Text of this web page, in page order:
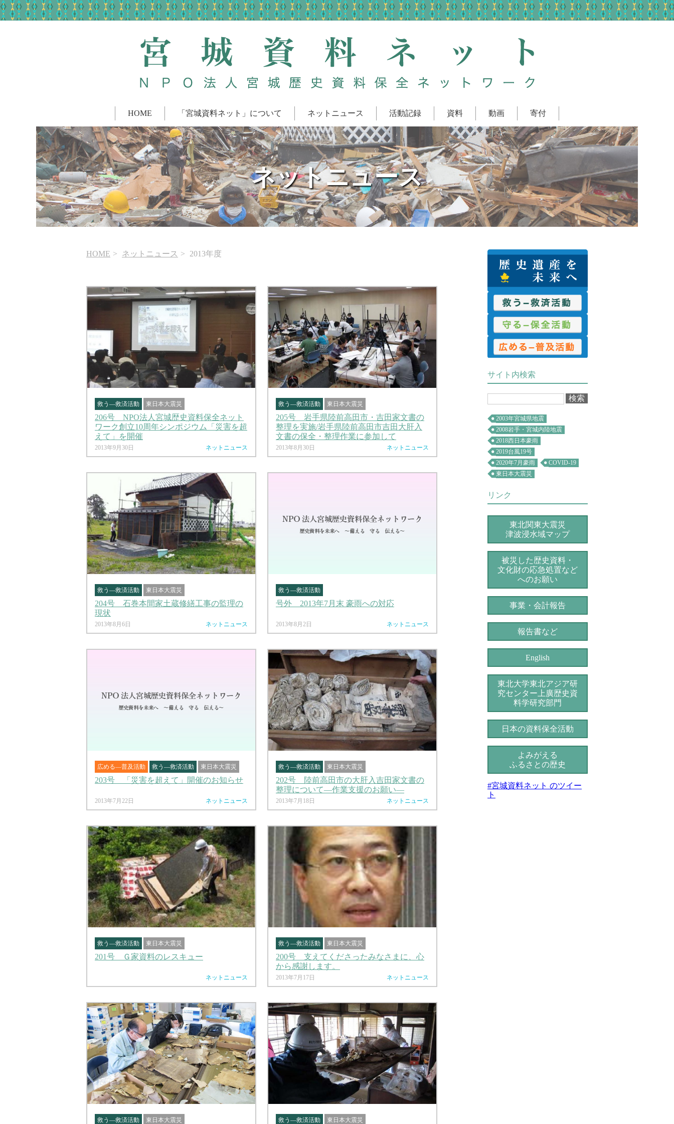
HOME 「宮城資料ネット」について ネットニュース 活動記録 資料 動画 寄付
ネットニュース
HOME ネットニュース 2013年度
救う―救済活動 東日本大震災
206号 NPO法人宮城歴史資料保全ネット
ワーク創立10周年シンポジウム「災害を超
えて」を開催
2013年9月30日 ネットニュース
救う―救済活動 東日本大震災
205号 岩手県陸前高田市・吉田家文書の
整理を実施/岩手県陸前高田市吉田大肝入
文書の保全・整理作業に参加して
2013年8月30日 ネットニュース
救う―救済活動 東日本大震災
204号 石巻本間家土蔵修繕工事の監理の
現状
2013年8月6日 ネットニュース
救う―救済活動
号外 2013年7月末 豪雨への対応
2013年8月2日 ネットニュース
広める―普及活動 救う―救済活動 東日本大震災
203号 「災害を超えて」開催のお知らせ
2013年7月22日 ネットニュース
救う―救済活動 東日本大震災
202号 陸前高田市の大肝入吉田家文書の
整理について―作業支援のお願い―
2013年7月18日 ネットニュース
救う―救済活動 東日本大震災
201号 Ｇ家資料のレスキュー
ネットニュース
救う―救済活動 東日本大震災
200号 支えてくださったみなさまに、心
から感謝します。
2013年7月17日 ネットニュース
救う―救済活動 東日本大震災 救う―救済活動 東日本大震災
サイト内検索
2003年宮城県地震
2008岩手・宮城内陸地震
2018西日本豪雨
2019台風19号
2020年7月豪雨
COVID-19
東日本大震災
リンク
東北関東大震災
津波浸水域マップ
被災した歴史資料・
文化財の応急処置など
へのお願い
事業・会計報告
報告書など
English
東北大学東北アジア研
究センター 上廣歴史資
料学研究部門
日本の資料保全活動
よみがえる
ふるさとの歴史
#宮城資料ネット のツイー
ト